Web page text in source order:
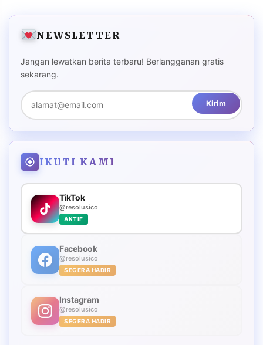
NEWSLETTER
Jangan lewatkan berita terbaru! Berlangganan gratis
sekarang.
Kirim
IKUTI KAMI
TikTok
@resolusico
AKTIF
Facebook
@resolusico
SEGERA HADIR
Instagram
@resolusico
SEGERA HADIR